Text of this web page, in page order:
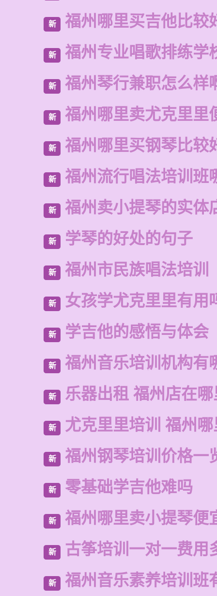
新 福州哪里买吉他比较
新 福州专业唱歌排练学
新 福州琴行兼职怎么样
新 福州哪里卖尤克里里
新 福州哪里买钢琴比较
新 福州流行唱法培训班
新 福州卖小提琴的实体
新 学琴的好处的句子
新 福州市民族唱法培训
新 女孩学尤克里里有用
新 学吉他的感悟与体会
新 福州音乐培训机构有
新 乐器出租 福州店在
新 尤克里里培训 福州
新 福州钢琴培训价格一
新 零基础学吉他难吗
新 福州哪里卖小提琴便
新 古筝培训一对一费用
新 福州音乐素养培训班